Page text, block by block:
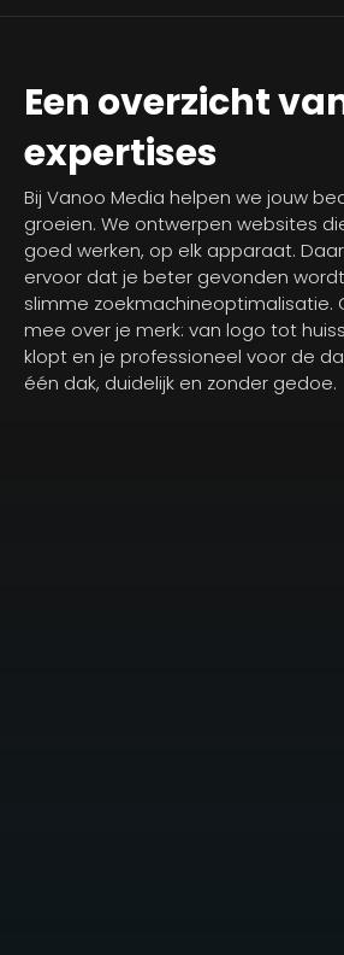
Een overzicht
expertises
Bij Vanoo Media helpen we jouw
groeien. We ontwerpen websites
goed werken, op elk apparaat.
ervoor dat je beter gevonden
slimme zoekmachineoptimalisatie.
mee over je merk: van logo tot
klopt en je professioneel voor de
één dak, duidelijk en zonder gedoe.